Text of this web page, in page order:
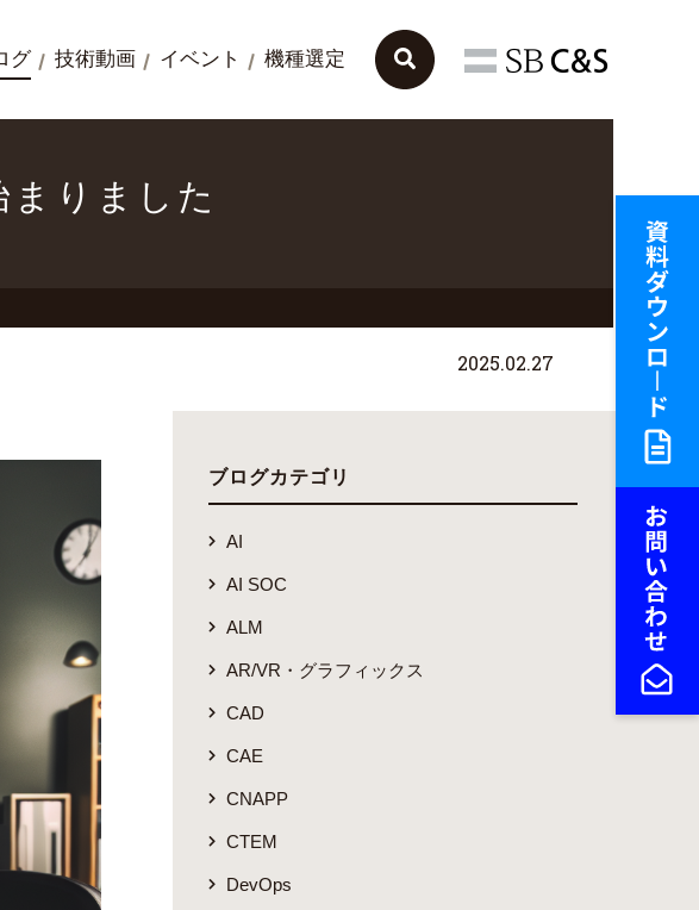
グ 技術動画 イベント 機種選定
りました
2025.02.27
ブログカテゴリ
AI
AI SOC
ALM
AR/VR・グラフィックス
CAD
CAE
CNAPP
CTEM
DevOps